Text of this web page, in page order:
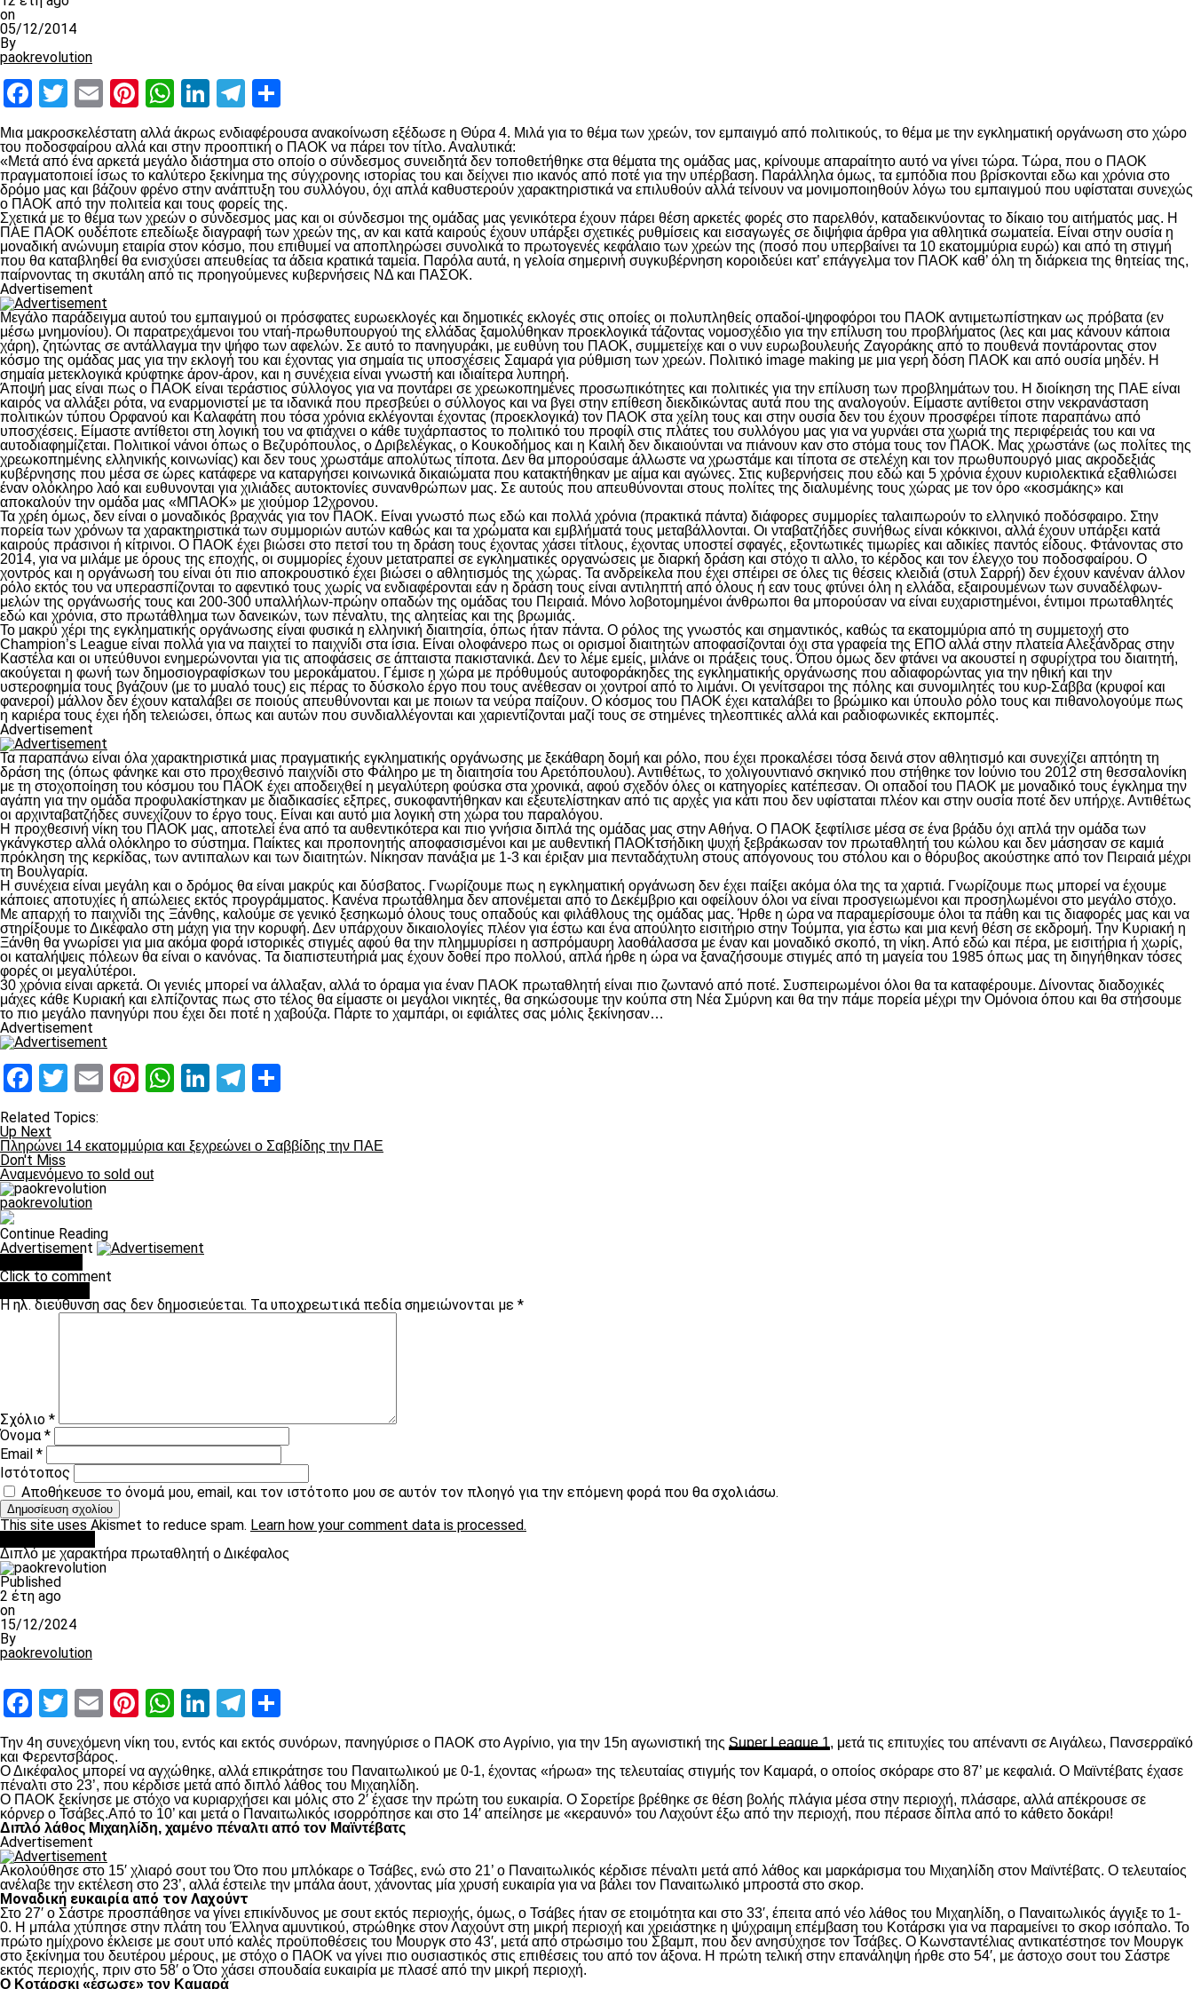
on
05/12/2014
By
paokrevolution
Facebook
Twitter
EmailPinterest
WhatsApp
LinkedIn
Telegram
Μια μακροσκελέστατη αλλά άκρως ενδιαφέρουσα ανακοίνωση εξέδωσε η Θύρα 4. Μιλά για το θέμα των χρεών, τον εμπαιγμό από πολιτικούς, το θέμα με την εγκληματική οργάνωση στο χώρο
του ποδοσφαίρου αλλά και στην προοπτική ο ΠΑΟΚ να πάρει τον τίτλο. Αναλυτικά:
«Μετά από ένα αρκετά μεγάλο διάστημα στο οποίο ο σύνδεσμος συνειδητά δεν τοποθετήθηκε στα θέματα της ομάδας μας, κρίνουμε απαραίτητο αυτό να γίνει τώρα. Τώρα, που ο ΠΑΟΚ
πραγματοποιεί ίσως το καλύτερο ξεκίνημα της σύγχρονης ιστορίας του και δείχνει πιο ικανός από ποτέ για την υπέρβαση. Παράλληλα όμως, τα εμπόδια που βρίσκονται εδω και χρόνια στο
δρόμο μας και βάζουν φρένο στην ανάπτυξη του συλλόγου, όχι απλά καθυστερούν χαρακτηριστικά να επιλυθούν αλλά τείνουν να μονιμοποιηθούν λόγω του εμπαιγμού που υφίσταται συνεχώς
ο ΠΑΟΚ από την πολιτεία και τους φορείς της.
Σχετικά με το θέμα των χρεών ο σύνδεσμος μας και οι σύνδεσμοι της ομάδας μας γενικότερα έχουν πάρει θέση αρκετές φορές στο παρελθόν, καταδεικνύοντας το δίκαιο του αιτήματός μας. Η
ΠΑΕ ΠΑΟΚ ουδέποτε επεδίωξε διαγραφή των χρεών της, αν και κατά καιρούς έχουν υπάρξει σχετικές ρυθμίσεις και εισαγωγές σε διψήφια άρθρα για αθλητικά σωματεία. Είναι στην ουσία η
μοναδική ανώνυμη εταιρία στον κόσμο, που επιθυμεί να αποπληρώσει συνολικά το πρωτογενές κεφάλαιο των χρεών της (ποσό που υπερβαίνει τα 10 εκατομμύρια ευρώ) και από τη στιγμή
που θα καταβληθεί θα ενισχύσει απευθείας τα άδεια κρατικά ταμεία. Παρόλα αυτά, η γελοία σημερινή συγκυβέρνηση κοροιδεύει κατ’ επάγγελμα τον ΠΑΟΚ καθ’ όλη τη διάρκεια της θητείας της,
παίρνοντας τη σκυτάλη από τις προηγούμενες κυβερνήσεις ΝΔ και ΠΑΣΟΚ.
Advertisement
Μεγάλο παράδειγμα αυτού του εμπαιγμού οι πρόσφατες ευρωεκλογές και δημοτικές εκλογές στις οποίες οι πολυπληθείς οπαδοί-ψηφοφόροι του ΠΑΟΚ αντιμετωπίστηκαν ως πρόβατα (εν
μέσω μνημονίου). Οι παρατρεχάμενοι του νταή-πρωθυπουργού της ελλάδας ξαμολύθηκαν προεκλογικά τάζοντας νομοσχέδιο για την επίλυση του προβλήματος (λες και μας κάνουν κάποια
χάρη), ζητώντας σε αντάλλαγμα την ψήφο των αφελών. Σε αυτό το πανηγυράκι, με ευθύνη του ΠΑΟΚ, συμμετείχε και ο νυν ευρωβουλευής Ζαγοράκης από το πουθενά ποντάροντας στον
κόσμο της ομάδας μας για την εκλογή του και έχοντας για σημαία τις υποσχέσεις Σαμαρά για ρύθμιση των χρεών. Πολιτικό image making με μια γερή δόση ΠΑΟΚ και από ουσία μηδέν. Η
σημαία μετεκλογικά κρύφτηκε άρον-άρον, και η συνέχεια είναι γνωστή και ιδιαίτερα λυπηρή.
Άποψή μας είναι πως ο ΠΑΟΚ είναι τεράστιος σύλλογος για να ποντάρει σε χρεωκοπημένες προσωπικότητες και πολιτικές για την επίλυση των προβλημάτων του. Η διοίκηση της ΠΑΕ είναι
καιρός να αλλάξει ρότα, να εναρμονιστεί με τα ιδανικά που πρεσβεύει ο σύλλογος και να βγει στην επίθεση διεκδικώντας αυτά που της αναλογούν. Είμαστε αντίθετοι στην νεκρανάσταση
πολιτικών τύπου Ορφανού και Καλαφάτη που τόσα χρόνια εκλέγονται έχοντας (προεκλογικά) τον ΠΑΟΚ στα χείλη τους και στην ουσία δεν του έχουν προσφέρει τίποτε παραπάνω από
υποσχέσεις. Είμαστε αντίθετοι στη λογική του να φτιάχνει ο κάθε τυχάρπαστος το πολιτικό του προφίλ στις πλάτες του συλλόγου μας για να γυρνάει στα χωριά της περιφέρειάς του και να
αυτοδιαφημίζεται. Πολιτικοί νάνοι όπως ο Βεζυρόπουλος, ο Δριβελέγκας, ο Κουκοδήμος και η Καιλή δεν δικαιούνται να πιάνουν καν στο στόμα τους τον ΠΑΟΚ. Μας χρωστάνε (ως πολίτες της
χρεωκοπημένης ελληνικής κοινωνίας) και δεν τους χρωστάμε απολύτως τίποτα. Δεν θα μπορούσαμε άλλωστε να χρωστάμε και τίποτα σε στελέχη και τον πρωθυπουργό μιας ακροδεξιάς
κυβέρνησης που μέσα σε ώρες κατάφερε να καταργήσει κοινωνικά δικαιώματα που κατακτήθηκαν με αίμα και αγώνες. Στις κυβερνήσεις που εδώ και 5 χρόνια έχουν κυριολεκτικά εξαθλιώσει
έναν ολόκληρο λαό και ευθυνονται για χιλιάδες αυτοκτονίες συνανθρώπων μας. Σε αυτούς που απευθύνονται στους πολίτες της διαλυμένης τους χώρας με τον όρο «κοσμάκης» και
αποκαλούν την ομάδα μας «ΜΠΑΟΚ» με χιούμορ 12χρονου.
Τα χρέη όμως, δεν είναι ο μοναδικός βραχνάς για τον ΠΑΟΚ. Είναι γνωστό πως εδώ και πολλά χρόνια (πρακτικά πάντα) διάφορες συμμορίες ταλαιπωρούν το ελληνικό ποδόσφαιρο. Στην
πορεία των χρόνων τα χαρακτηριστικά των συμμοριών αυτών καθώς και τα χρώματα και εμβλήματά τους μεταβάλλονται. Οι νταβατζήδες συνήθως είναι κόκκινοι, αλλά έχουν υπάρξει κατά
καιρούς πράσινοι ή κίτρινοι. Ο ΠΑΟΚ έχει βιώσει στο πετσί του τη δράση τους έχοντας χάσει τίτλους, έχοντας υποστεί σφαγές, εξοντωτικές τιμωρίες και αδικίες παντός είδους. Φτάνοντας στο
2014, για να μιλάμε με όρους της εποχής, οι συμμορίες έχουν μετατραπεί σε εγκληματικές οργανώσεις με διαρκή δράση και στόχο τι αλλο, το κέρδος και τον έλεγχο του ποδοσφαίρου. Ο
χοντρός και η οργάνωσή του είναι ότι πιο αποκρουστικό έχει βιώσει ο αθλητισμός της χώρας. Τα ανδρείκελα που έχει σπέιρει σε όλες τις θέσεις κλειδιά (στυλ Σαρρή) δεν έχουν κανέναν άλλον
ρόλο εκτός του να υπερασπίζονται το αφεντικό τους χωρίς να ενδιαφέρονται εάν η δράση τους είναι αντιληπτή από όλους ή εαν τους φτύνει όλη η ελλάδα, εξαιρουμένων των συναδέλφων-
μελών της οργάνωσής τους και 200-300 υπαλλήλων-πρώην οπαδών της ομάδας του Πειραιά. Μόνο λοβοτομημένοι άνθρωποι θα μπορούσαν να είναι ευχαριστημένοι, έντιμοι πρωταθλητές
εδώ και χρόνια, στο πρωτάθλημα των δανεικών, των πέναλτυ, της αλητείας και της βρωμιάς.
Το μακρύ χέρι της εγκληματικής οργάνωσης είναι φυσικά η ελληνική διαιτησία, όπως ήταν πάντα. Ο ρόλος της γνωστός και σημαντικός, καθώς τα εκατομμύρια από τη συμμετοχή στο
Champion’s League είναι πολλά για να παιχτεί το παιχνίδι στα ίσια. Είναι ολοφάνερο πως οι ορισμοί διαιτητών αποφασίζονται όχι στα γραφεία της ΕΠΟ αλλά στην πλατεία Αλεξάνδρας στην
Καστέλα και οι υπεύθυνοι ενημερώνονται για τις αποφάσεις σε άπταιστα πακιστανικά. Δεν το λέμε εμείς, μιλάνε οι πράξεις τους. Όπου όμως δεν φτάνει να ακουστεί η σφυρίχτρα του διαιτητή,
ακούγεται η φωνή των δημοσιογραφίσκων του μεροκάματου. Γέμισε η χώρα με πρόθυμούς αυτοφοράκηδες της εγκληματικής οργάνωσης που αδιαφορώντας για την ηθική και την
υστεροφημία τους βγάζουν (με το μυαλό τους) εις πέρας το δύσκολο έργο που τους ανέθεσαν οι χοντροί από το λιμάνι. Οι γενίτσαροι της πόλης και συνομιλητές του κυρ-Σάββα (κρυφοί και
φανεροί) μάλλον δεν έχουν καταλάβει σε ποιούς απευθύνονται και με ποιων τα νεύρα παίζουν. Ο κόσμος του ΠΑΟΚ έχει καταλάβει το βρώμικο και ύπουλο ρόλο τους και πιθανολογούμε πως
η καριέρα τους έχει ήδη τελειώσει, όπως και αυτών που συνδιαλλέγονται και χαριεντίζονται μαζί τους σε στημένες τηλεοπτικές αλλά και ραδιοφωνικές εκπομπές.
Advertisement
Τα παραπάνω είναι όλα χαρακτηριστικά μιας πραγματικής εγκληματικής οργάνωσης με ξεκάθαρη δομή και ρόλο, που έχει προκαλέσει τόσα δεινά στον αθλητισμό και συνεχίζει απτόητη τη
δράση της (όπως φάνηκε και στο προχθεσινό παιχνίδι στο Φάληρο με τη διαιτησία του Αρετόπουλου). Αντιθέτως, το χολιγουντιανό σκηνικό που στήθηκε τον Ιούνιο του 2012 στη θεσσαλονίκη
με τη στοχοποίηση του κόσμου του ΠΑΟΚ έχει αποδειχθεί η μεγαλύτερη φούσκα στα χρονικά, αφού σχεδόν όλες οι κατηγορίες κατέπεσαν. Οι οπαδοί του ΠΑΟΚ με μοναδικό τους έγκλημα την
αγάπη για την ομάδα προφυλακίστηκαν με διαδικασίες εξπρες, συκοφαντήθηκαν και εξευτελίστηκαν από τις αρχές για κάτι που δεν υφίσταται πλέον και στην ουσία ποτέ δεν υπήρχε. Αντιθέτως
οι αρχινταβατζήδες συνεχίζουν το έργο τους. Είναι και αυτό μια λογική στη χώρα του παραλόγου.
Η προχθεσινή νίκη του ΠΑΟΚ μας, αποτελεί ένα από τα αυθεντικότερα και πιο γνήσια διπλά της ομάδας μας στην Αθήνα. Ο ΠΑΟΚ ξεφτίλισε μέσα σε ένα βράδυ όχι απλά την ομάδα των
γκάνγκστερ αλλά ολόκληρο το σύστημα. Παίκτες και προπονητής αποφασισμένοι και με αυθεντική ΠΑΟΚτσήδικη ψυχή ξεβράκωσαν τον πρωταθλητή του κώλου και δεν μάσησαν σε καμιά
πρόκληση της κερκίδας, των αντιπαλων και των διαιτητών. Νίκησαν πανάξια με 1-3 και έριξαν μια πενταδάχτυλη στους απόγονους του στόλου και ο θόρυβος ακούστηκε από τον Πειραιά μέχρι
τη Βουλγαρία.
Η συνέχεια είναι μεγάλη και ο δρόμος θα είναι μακρύς και δύσβατος. Γνωρίζουμε πως η εγκληματική οργάνωση δεν έχει παίξει ακόμα όλα της τα χαρτιά. Γνωρίζουμε πως μπορεί να έχουμε
κάποιες αποτυχίες ή απώλειες εκτός προγράμματος. Κανένα πρωτάθλημα δεν απονέμεται από το Δεκέμβριο και οφείλουν όλοι να είναι προσγειωμένοι και προσηλωμένοι στο μεγάλο στόχο.
Με απαρχή το παιχνίδι της Ξάνθης, καλούμε σε γενικό ξεσηκωμό όλους τους οπαδούς και φιλάθλους της ομάδας μας. Ήρθε η ώρα να παραμερίσουμε όλοι τα πάθη και τις διαφορές μας και να
στηρίξουμε το Δικέφαλο στη μάχη για την κορυφή. Δεν υπάρχουν δικαιολογίες πλέον για έστω και ένα απούλητο εισιτήριο στην Τούμπα, για έστω και μια κενή θέση σε εκδρομή. Την Κυριακή η
Ξάνθη θα γνωρίσει για μια ακόμα φορά ιστορικές στιγμές αφού θα την πλημμυρίσει η ασπρόμαυρη λαοθάλασσα με έναν και μοναδικό σκοπό, τη νίκη. Από εδώ και πέρα, με εισιτήρια ή χωρίς,
οι καταλήψεις πόλεων θα είναι ο κανόνας. Τα διαπιστευτήριά μας έχουν δοθεί προ πολλού, απλά ήρθε η ώρα να ξαναζήσουμε στιγμές από τη μαγεία του 1985 όπως μας τη διηγήθηκαν τόσες
φορές οι μεγαλύτέροι.
30 χρόνια είναι αρκετά. Οι γενιές μπορεί να άλλαξαν, αλλά το όραμα για έναν ΠΑΟΚ πρωταθλητή είναι πιο ζωντανό από ποτέ. Συσπειρωμένοι όλοι θα τα καταφέρουμε. Δίνοντας διαδοχικές
μάχες κάθε Κυριακή και ελπίζοντας πως στο τέλος θα είμαστε οι μεγάλοι νικητές, θα σηκώσουμε την κούπα στη Νέα Σμύρνη και θα την πάμε πορεία μέχρι την Ομόνοια όπου και θα στήσουμε
το πιο μεγάλο πανηγύρι που έχει δει ποτέ η χαβούζα. Πάρτε το χαμπάρι, οι εφιάλτες σας μόλις ξεκίνησαν…
Advertisement
Facebook
Twitter
EmailPinterest
WhatsApp
LinkedIn
Telegram
Related Topics:
Up Next
Πληρώνει 14 εκατομμύρια και ξεχρεώνει ο Σαββίδης την ΠΑΕ
Don't Miss
Αναμενόμενο το sold out
paokrevolution
Continue Reading
Advertisement
Click to comment
Η ηλ. διεύθυνση σας δεν δημοσιεύεται. Τα υποχρεωτικά πεδία σημειώνονται με *
Σχόλιο *
Όνομα*
Email *
Ιστότοπος
Αποθήκευσε το όνομά μου, email, και τον ιστότοπο μου σε αυτόν τον πλοηγό για την επόμενη φορά που θα σχολιάσω.
This site uses Akismet to reduce spam. Learn how your comment data is processed.
Διπλό με χαρακτήρα πρωταθλητή ο Δικέφαλος
Published
2 έτη ago
on
15/12/2024
By
paokrevolution
Facebook
Twitter
EmailPinterest
WhatsApp
LinkedIn
Telegram
Την 4η συνεχόμενη νίκη του, εντός και εκτός συνόρων, πανηγύρισε ο ΠΑΟΚ στο Αγρίνιο, για την 15η αγωνιστική της Super League 1, μετά τις επιτυχίες του απέναντι σε Αιγάλεω, Πανσερραϊκό
και Φερεντσβάρος.
Ο Δικέφαλος μπορεί να αγχώθηκε, αλλά επικράτησε του Παναιτωλικού με 0-1, έχοντας «ήρωα» της τελευταίας στιγμής τον Καμαρά, ο οποίος σκόραρε στο 87’ με κεφαλιά. Ο Μαϊντέβατς έχασε
πέναλτι στο 23’, που κέρδισε μετά από διπλό λάθος του Μιχαηλίδη.
Ο ΠΑΟΚ ξεκίνησε με στόχο να κυριαρχήσει και μόλις στο 2′ έχασε την πρώτη του ευκαιρία. Ο Σορετίρε βρέθηκε σε θέση βολής πλάγια μέσα στην περιοχή, πλάσαρε, αλλά απέκρουσε σε
κόρνερ ο Τσάβες.Από το 10’ και μετά ο Παναιτωλικός ισορρόπησε και στο 14′ απείλησε με «κεραυνό» του Λαχούντ έξω από την περιοχή, που πέρασε δίπλα από το κάθετο δοκάρι!
Διπλό λάθος Μιχαηλίδη, χαμένο πέναλτι από τον Μαϊντέβατς
Advertisement
Ακολούθησε στο 15′ χλιαρό σουτ του Ότο που μπλόκαρε ο Τσάβες, ενώ στο 21’ ο Παναιτωλικός κέρδισε πέναλτι μετά από λάθος και μαρκάρισμα του Μιχαηλίδη στον Μαϊντέβατς. Ο τελευταίος
ανέλαβε την εκτέλεση στο 23’, αλλά έστειλε την μπάλα άουτ, χάνοντας μία χρυσή ευκαιρία για να βάλει τον Παναιτωλικό μπροστά στο σκορ.
Μοναδική ευκαιρία από τον Λαχούντ
Στο 27′ ο Σάστρε προσπάθησε να γίνει επικίνδυνος με σουτ εκτός περιοχής, όμως, ο Τσάβες ήταν σε ετοιμότητα και στο 33′, έπειτα από νέο λάθος του Μιχαηλίδη, ο Παναιτωλικός άγγιξε το 1-
0. Η μπάλα χτύπησε στην πλάτη του Έλληνα αμυντικού, στρώθηκε στον Λαχούντ στη μικρή περιοχή και χρειάστηκε η ψύχραιμη επέμβαση του Κοτάρσκι για να παραμείνει το σκορ ισόπαλο. Το
πρώτο ημίχρονο έκλεισε με σουτ υπό καλές προϋποθέσεις του Μουργκ στο 43′, μετά από στρώσιμο του Σβαμπ, που δεν ανησύχησε τον Τσάβες. Ο Κωνσταντέλιας αντικατέστησε τον Μουργκ
στο ξεκίνημα του δευτέρου μέρους, με στόχο ο ΠΑΟΚ να γίνει πιο ουσιαστικός στις επιθέσεις του από τον άξονα. Η πρώτη τελική στην επανάληψη ήρθε στο 54′, με άστοχο σουτ του Σάστρε
εκτός περιοχής, πριν στο 58′ ο Ότο χάσει σπουδαία ευκαιρία με πλασέ από την μικρή περιοχή.
Ο Κοτάρσκι «έσωσε» τον Καμαρά